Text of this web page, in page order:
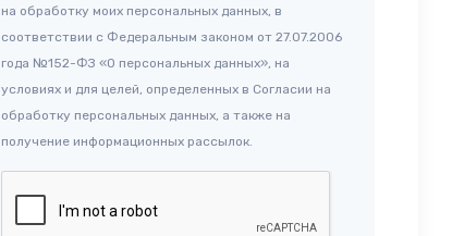
на обработку моих персональных данных, в
соответствии с Федеральным законом от 27.07.2006
года №152-ФЗ «О персональных данных», на
условиях и для целей, определенных в Согласии на
обработку персональных данных, а также на
получение информационных рассылок.